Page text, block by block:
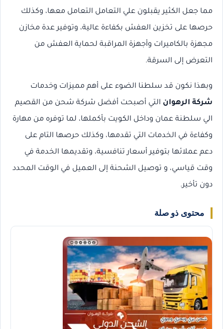
مما جعل الكثير يقبلون علي التعامل التعامل معها، وكذلك
حرصها على تخزين العفش بكفاءة عالية، وتوفير عدة مخازن
مجهزة بالكاميرات وأجهزة المراقبة لحماية العفش من
التعرض إلى السرقة.
وبهذا نكون قد سلطنا الضوء على أهم مميزات وخدمات
شركة الرهوان التي أصبحت أفضل شركة شحن من القصيم
الي سلطنة عمان وداخل الكويت بأكملها، لما توفره من مهارة
وكفاءة في الخدمات التي تقدمها، وكذلك حرصها التام على
دعم عملائها بتوفير أسعار تنافسية، وتقديمها الخدمة في
وقت قياسي، و توصيل الشحنة إلى العميل في الوقت المحدد
دون تأخير.
محتوى ذو صلة